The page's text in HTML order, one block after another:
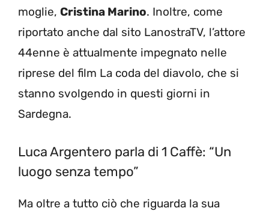
moglie, Cristina Marino. Inoltre, come
riportato anche dal sito LanostraTV, l’attore
44enne è attualmente impegnato nelle
riprese del film La coda del diavolo, che si
stanno svolgendo in questi giorni in
Sardegna.
Luca Argentero parla di 1 Caffè: “Un
luogo senza tempo”
Ma oltre a tutto ciò che riguarda la sua